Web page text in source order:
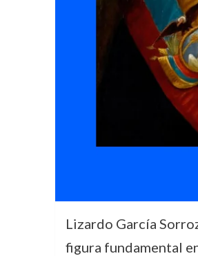
Lizardo García
figura fundamental